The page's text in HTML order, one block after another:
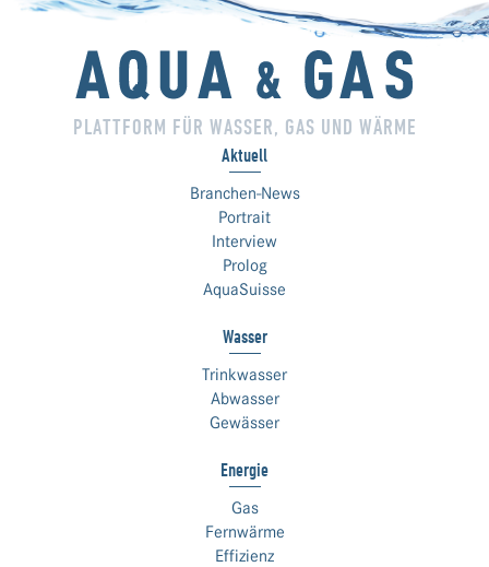
PLATTFORM FÜR WASSER, GAS UND WÄRME
Aktuell
Branchen-News
Portrait
Interview
Prolog
AquaSuisse
Wasser
Trinkwasser
Abwasser
Gewässer
Energie
Gas
Fernwärme
Effizienz